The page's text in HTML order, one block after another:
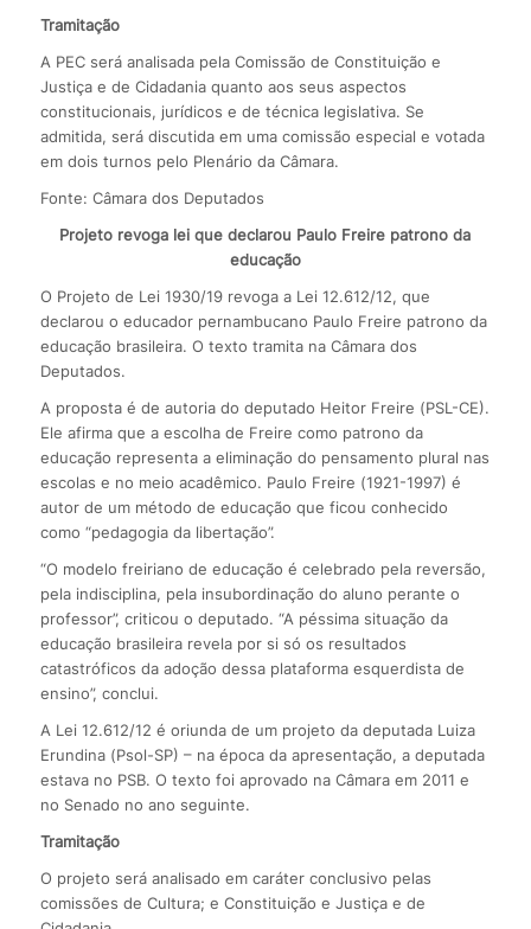
Tramitação
A PEC será analisada pela Comissão de Constituição e
Justiça e de Cidadania quanto aos seus aspectos
constitucionais, jurídicos e de técnica legislativa. Se
admitida, será discutida em uma comissão especial e votada
em dois turnos pelo Plenário da Câmara.
Fonte: Câmara dos Deputados
Projeto revoga lei que declarou Paulo Freire patrono da
educação
O Projeto de Lei 1930/19 revoga a Lei 12.612/12, que
declarou o educador pernambucano Paulo Freire patrono da
educação brasileira. O texto tramita na Câmara dos
Deputados.
A proposta é de autoria do deputado Heitor Freire (PSL-CE).
Ele afirma que a escolha de Freire como patrono da
educação representa a eliminação do pensamento plural nas
escolas e no meio acadêmico. Paulo Freire (1921-1997) é
autor de um método de educação que ficou conhecido
como “pedagogia da libertação”.
“O modelo freiriano de educação é celebrado pela reversão,
pela indisciplina, pela insubordinação do aluno perante o
professor”, criticou o deputado. “A péssima situação da
educação brasileira revela por si só os resultados
catastróficos da adoção dessa plataforma esquerdista de
ensino”, conclui.
A Lei 12.612/12 é oriunda de um projeto da deputada Luiza
Erundina (Psol-SP) – na época da apresentação, a deputada
estava no PSB. O texto foi aprovado na Câmara em 2011 e
no Senado no ano seguinte.
Tramitação
O projeto será analisado em caráter conclusivo pelas
comissões de Cultura; e Constituição e Justiça e de